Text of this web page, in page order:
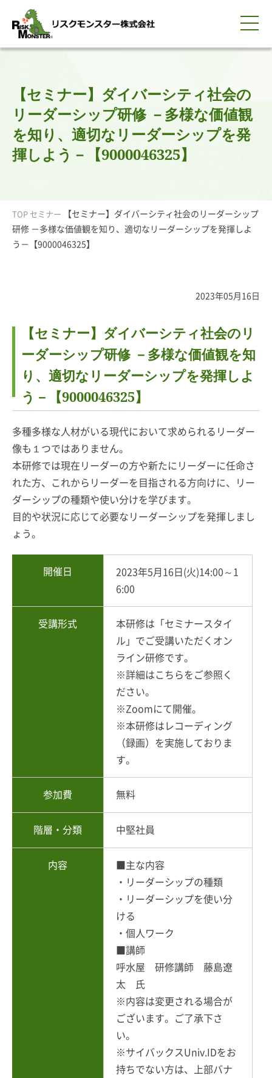
0120-259-440
資料請求
会員ログイン
簡体中文
ENGLISH
【セミナー】ダイバーシティ社会の
リーダーシップ研修 －多様な価値観
を知り、適切なリーダーシップを発
揮しよう－【9000046325】
TOP セミナー
【セミナー】ダイバーシティ社会のリーダーシップ
研修 －多様な価値観を知り、適切なリーダーシップを発揮しよ
う－【9000046325】
2023年05月16日
【セミナー】ダイバーシティ社会のリ
ーダーシップ研修 －多様な価値観を知
り、適切なリーダーシップを発揮しよ
う－【9000046325】
多種多様な人材がいる現代において求められるリーダー
像も１つではありません。
本研修では現在リーダーの方や新たにリーダーに任命さ
れた方、これからリーダーを目指される方向けに、リー
ダーシップの種類や使い分けを学びます。
目的や状況に応じて必要なリーダーシップを発揮しまし
ょう。
開催日
2023年5月16日(火)14:00～1
6:00
受講形式
本研修は「セミナースタイ
ル」でご受講いただくオン
ライン研修です。
※詳細はこちらをご参照く
ださい。
※Zoomにて開催。
※本研修はレコーディング
（録画）を実施しておりま
す。
参加費 無料
階層・分類 中堅社員
内容
■主な内容
・リーダーシップの種類
・リーダーシップを使い分
ける
・個人ワーク
■講師
呼水屋 研修講師 藤島遼
太 氏
※内容は変更される場合が
ございます。ご了承下さ
い。
※サイバックスUniv.IDをお
持ちでない方は、上部バナ